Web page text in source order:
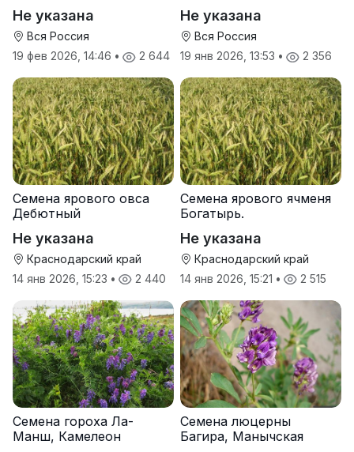
Не указана
Вся Россия
19 фев 2026, 14:46 • 2 644
Не указана
Вся Россия
19 янв 2026, 13:53 • 2 356
Семена ярового овса
Дебютный
Не указана
Краснодарский край
14 янв 2026, 15:23 • 2 440
Семена ярового ячменя
Богатырь.
Не указана
Краснодарский край
14 янв 2026, 15:21 • 2 515
Семена гороха Ла-
Манш, Камелеон
Семена люцерны
Багира, Манычская